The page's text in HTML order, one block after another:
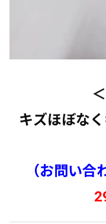
キズほぼな
（お問い合